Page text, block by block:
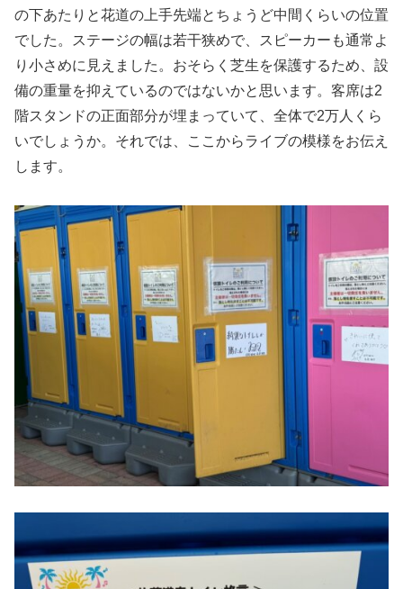
の下あたりと花道の上手先端とちょうど中間くらいの位置
でした。ステージの幅は若干狭めで、スピーカーも通常よ
り小さめに見えました。おそらく芝生を保護するため、設
備の重量を抑えているのではないかと思います。客席は2
階スタンドの正面部分が埋まっていて、全体で2万人くら
いでしょうか。それでは、ここからライブの模様をお伝え
します。